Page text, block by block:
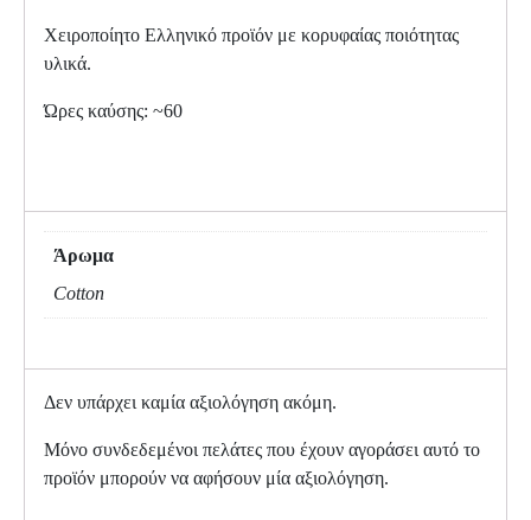
Χειροποίητο Ελληνικό προϊόν με κορυφαίας ποιότητας
υλικά.
Ώρες καύσης: ~60
Άρωμα
Cotton
Δεν υπάρχει καμία αξιολόγηση ακόμη.
Μόνο συνδεδεμένοι πελάτες που έχουν αγοράσει αυτό το
προϊόν μπορούν να αφήσουν μία αξιολόγηση.